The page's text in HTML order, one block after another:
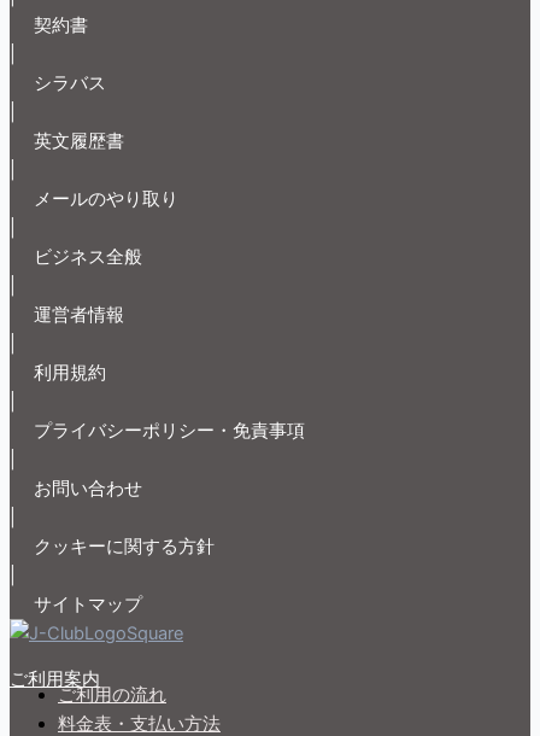
契約書
シラバス
英文履歴書
メールのやり取り
ビジネス全般
運営者情報
利用規約
プライバシーポリシー・免責事項
お問い合わせ
クッキーに関する方針
サイトマップ
ご利用案内
ご利用の流れ
料金表・支払い方法